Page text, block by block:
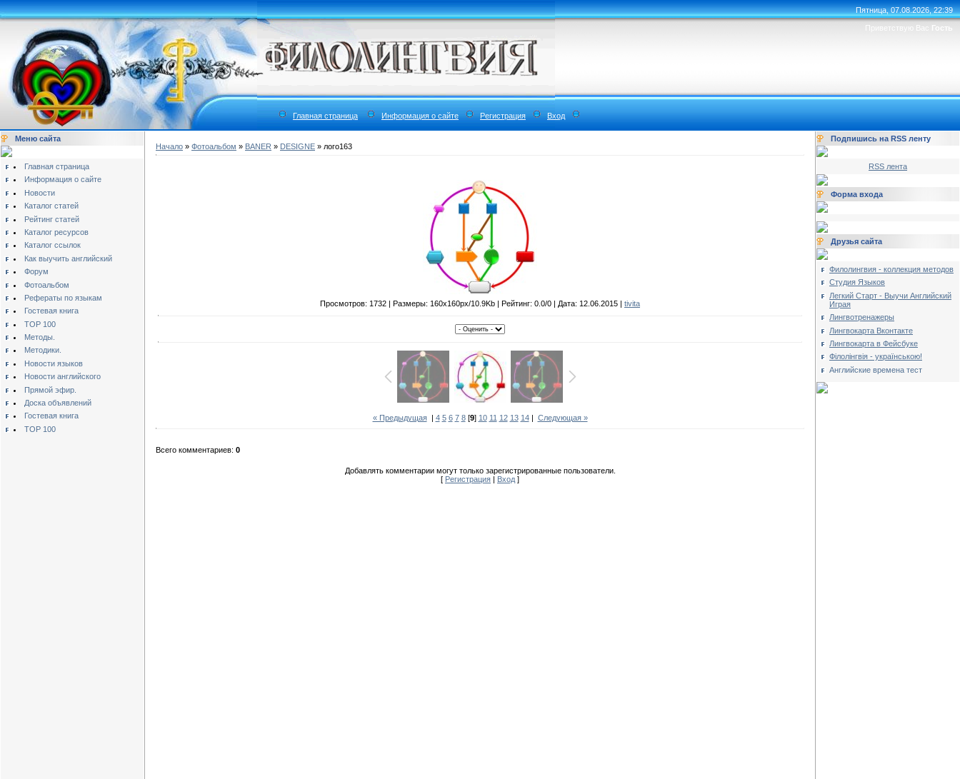
Пятница, 07.08.2026, 22:39
Приветствую Вас Гость
Главная страница Информация о сайте Регистрация Вход
Меню сайта
Главная страница
Информация о сайте
Новости
Каталог статей
Рейтинг статей
Каталог ресурсов
Каталог ссылок
Как выучить английский
Форум
Фотоальбом
Рефераты по языкам
Гостевая книга
TOP 100
Методы.
Методики.
Новости языков
Новости английского
Прямой эфир.
Доска объявлений
Гостевая книга
TOP 100
Начало » Фотоальбом » BANER » DESIGNE » лого163
Просмотров: 1732 | Размеры: 160x160px/10.9Kb | Рейтинг: 0.0/0 | Дата: 12.06.2015 | tivita
« Предыдущая| 4 5 6 7 8[9] 10 11 12 13 14| Следующая »
Всего комментариев: 0
Добавлять комментарии могут только зарегистрированные пользователи.
[ Регистрация Вход ]
Подпишись на RSS ленту
RSS лента
Форма входа
Друзья сайта
Филолингвия - коллекция методов
Студия Языков
Легкий Старт - Выучи Английский
Играя
Лингвотренажеры
Лингвокарта Вконтакте
Лингвокарта в Фейсбуке
Філолінгвія - українською!
Английские времена тест